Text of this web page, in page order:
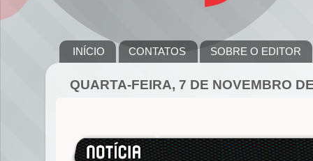
INÍCIO CONTATOS SOBRE O EDITOR
QUARTA-FEIRA, 7 DE NOVEMBRO